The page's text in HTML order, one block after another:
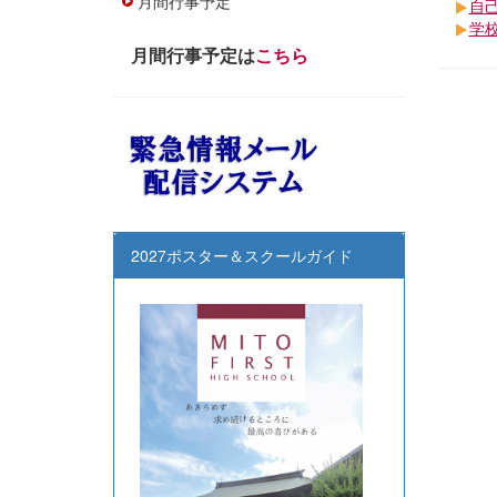
自
学
月間行事予定はこちら
2027ポスター＆スクールガイド